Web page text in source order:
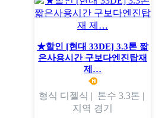
★할인 [현대 33DE] 3.3톤 짧
은사용시간 구보다엔진탑재
제…
형식 디젤식 | 톤수 3.3톤 |
지역 경기